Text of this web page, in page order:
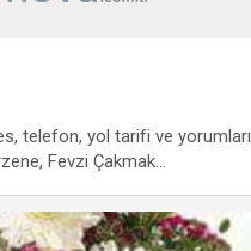
telefon, yol tarifi ve yorumları
Fevzi Çakmak…